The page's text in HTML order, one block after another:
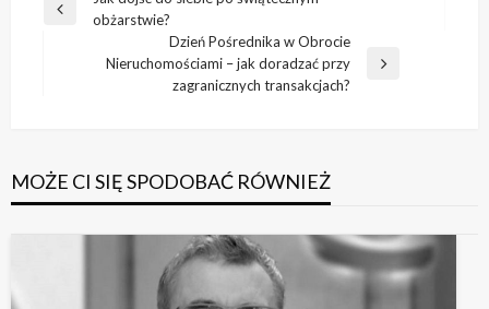
wpisu
Poprzedniobżarstwie?
Następny
Dzień Pośrednika w Obrocie
Nieruchomościami – jak doradzać przy
zagranicznych transakcjach?
MOŻE CI SIĘ SPODOBAĆ RÓWNIEŻ